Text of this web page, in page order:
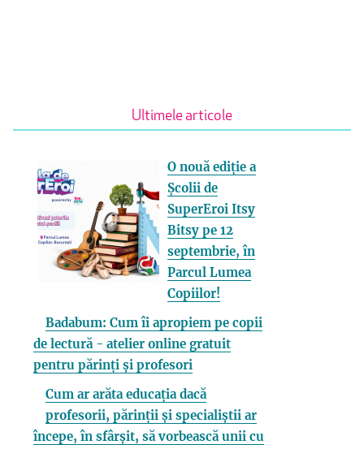
Ultimele articole
O nouă ediție a
Școlii de
SuperEroi Itsy
Bitsy pe 12
septembrie, în
Parcul Lumea
Copiilor!
Badabum: Cum îi apropiem pe copii
de lectură - atelier online gratuit
pentru părinți și profesori
Cum ar arăta educația dacă
profesorii, părinții și specialiștii ar
începe, în sfârșit, să vorbească unii cu